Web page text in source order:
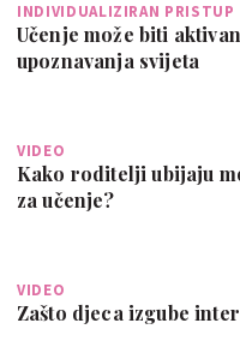
INDIVIDUALIZIRAN PRISTUP
Učenje može biti
upoznavanja svijeta
VIDEO
Kako roditelji ubijaju
za učenje?
VIDEO
Zašto djeca izgube